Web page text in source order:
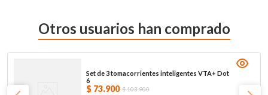
Otros usuarios han comprado
Set de 3 tomacorrientes inteligentes VTA+ Dot
6
$ 73.900 $103.900